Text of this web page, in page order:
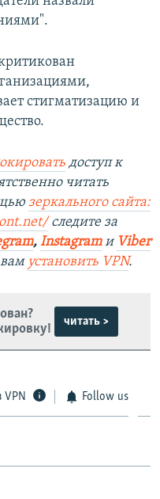
стигматизацию и
доступ к
читать
зеркального сайта:
следите за
, Instagramи Viber
установить VPN.
читать >
VPN Follow us